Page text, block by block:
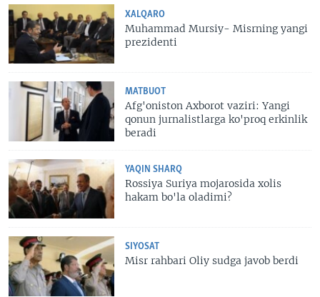
XALQARO
Muhammad Mursiy- Misrning yangi
prezidenti
MATBUOT
Afg'oniston Axborot vaziri: Yangi
qonun jurnalistlarga ko'proq erkinlik
beradi
YAQIN SHARQ
Rossiya Suriya mojarosida xolis
hakam bo'la oladimi?
SIYOSAT
Misr rahbari Oliy sudga javob berdi